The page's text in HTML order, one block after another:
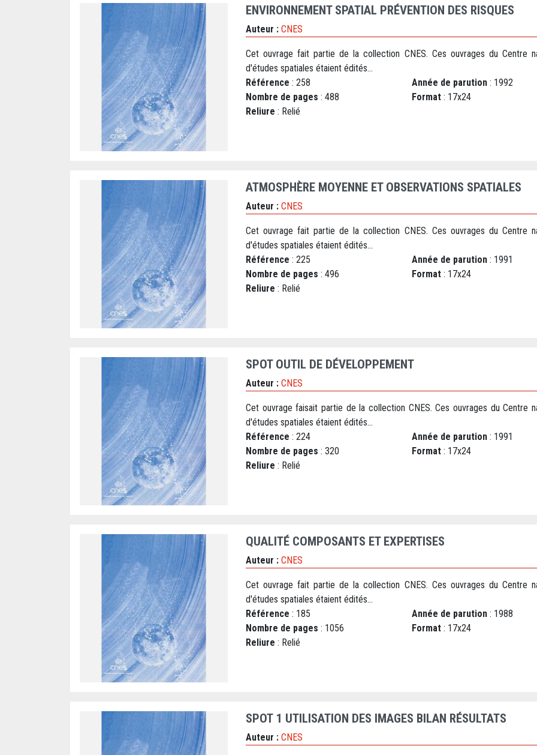
ENVIRONNEMENT SPATIAL PRÉVENTION DES RISQUES
Auteur : CNES
Cet ouvrage fait partie de la collection CNES. Ces ouvrages du Centre
d'études spatiales étaient édités...
Référence : 258 Année de parution : 1992
Nombre de pages : 488 Format : 17x24
Reliure : Relié
ATMOSPHÈRE MOYENNE ET OBSERVATIONS SPATIALES
Auteur : CNES
Cet ouvrage fait partie de la collection CNES. Ces ouvrages du Centre
d'études spatiales étaient édités...
Référence : 225 Année de parution : 1991
Nombre de pages : 496 Format : 17x24
Reliure : Relié
SPOT OUTIL DE DÉVELOPPEMENT
Auteur : CNES
Cet ouvrage faisait partie de la collection CNES. Ces ouvrages du Centre
d'études spatiales étaient édités...
Référence : 224 Année de parution : 1991
Nombre de pages : 320 Format : 17x24
Reliure : Relié
QUALITÉ COMPOSANTS ET EXPERTISES
Auteur : CNES
Cet ouvrage fait partie de la collection CNES. Ces ouvrages du Centre
d'études spatiales étaient édités...
Référence : 185 Année de parution : 1988
Nombre de pages : 1056 Format : 17x24
Reliure : Relié
SPOT 1 UTILISATION DES IMAGES BILAN RÉSULTATS
Auteur : CNES